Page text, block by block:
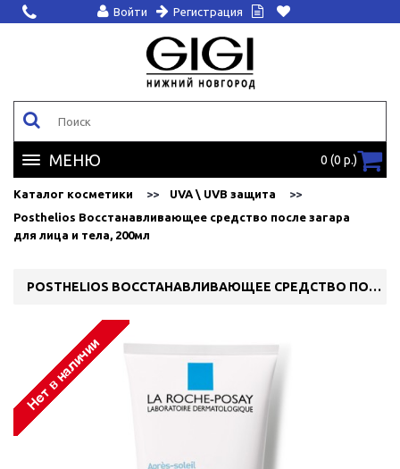
Войти Регистрация
МЕНЮ 0 (0 р.)
Каталог косметики
UVA \ UVB защита
Posthelios Восстанавливающее средство после загара
для лица и тела, 200мл
POSTHELIOS ВОССТАНАВЛИВАЮЩЕЕ СРЕДСТВО ПОСЛЕ ЗАГАРА ДЛЯ ЛИЦА И ТЕЛА, 200МЛ